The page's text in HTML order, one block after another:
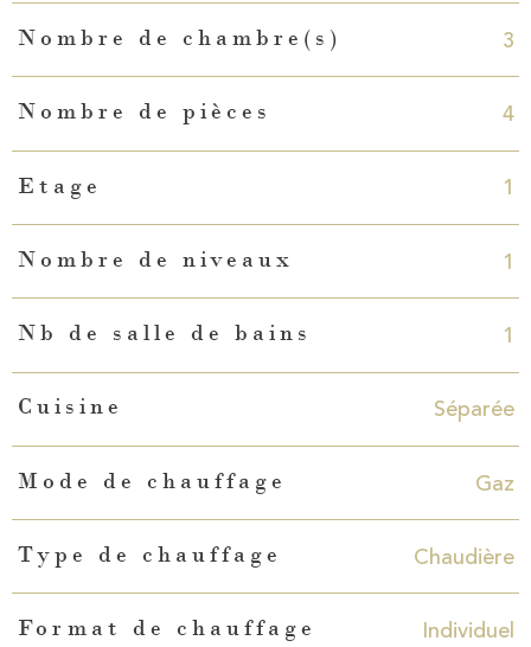
Nombre de chambre(s) 3
Nombre de pièces 4
Etage 1
Nombre de niveaux 1
Nb de salle de bains 1
Cuisine Séparée
Mode de chauffage Gaz
Type de chauffage Chaudière
Format de chauffage Individuel